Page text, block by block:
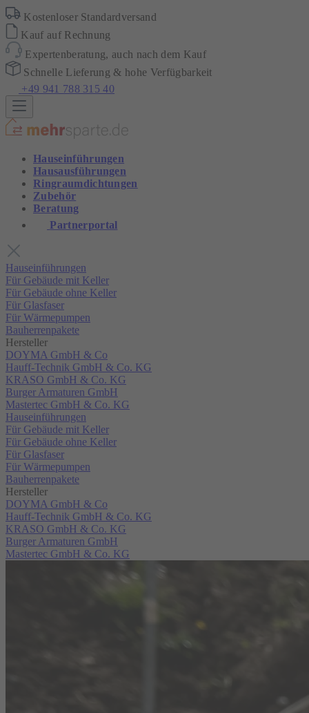
Kostenloser Standardversand
Kauf auf Rechnung
Expertenberatung, auch nach dem Kauf
Schnelle Lieferung & hohe Verfügbarkeit
+49 941 788 315 40
Hauseinführungen
Hausausführungen
Ringraumdichtungen
Zubehör
Beratung
Partnerportal
Hauseinführungen
Für Gebäude mit Keller
Für Gebäude ohne Keller
Für Glasfaser
Für Wärmepumpen
Bauherrenpakete
Hersteller
DOYMA GmbH & Co
Hauff-Technik GmbH & Co. KG
KRASO GmbH & Co. KG
Burger Armaturen GmbH
Mastertec GmbH & Co. KG
Hauseinführungen
Für Gebäude mit Keller
Für Gebäude ohne Keller
Für Glasfaser
Für Wärmepumpen
Bauherrenpakete
Hersteller
DOYMA GmbH & Co
Hauff-Technik GmbH & Co. KG
KRASO GmbH & Co. KG
Burger Armaturen GmbH
Mastertec GmbH & Co. KG